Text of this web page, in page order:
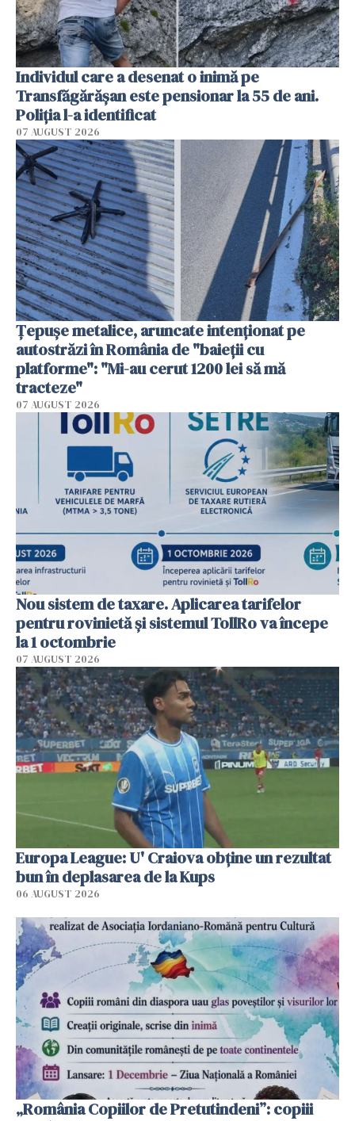
Individul care a desenat o inimă pe
Transfăgărășan este pensionar la 55 de ani.
Poliția l-a identificat
07 AUGUST 2026
Țepușe metalice, aruncate intenționat pe
autostrăzi în România de "baieții cu
platforme": "Mi-au cerut 1200 lei să mă
tracteze"
07 AUGUST 2026
Nou sistem de taxare. Aplicarea tarifelor
pentru rovinietă şi sistemul TollRo va începe
la 1 octombrie
07 AUGUST 2026
Europa League: U' Craiova obține un rezultat
bun în deplasarea de la Kups
06 AUGUST 2026
„România Copiilor de Pretutindeni”: copiii